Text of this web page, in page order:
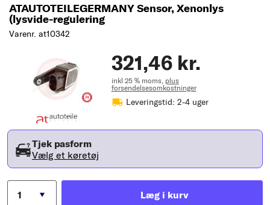
ATAUTOTEILEGERMANY Sensor, Xenonlys
(lysvide-regulering
Varenr. at10342
321,46 kr.
inkl 25 % moms, plus
forsendelsesomkostninger
Leveringstid: 2-4 uger
Tjek pasform
Vælg et køretøj
Læg i kurv